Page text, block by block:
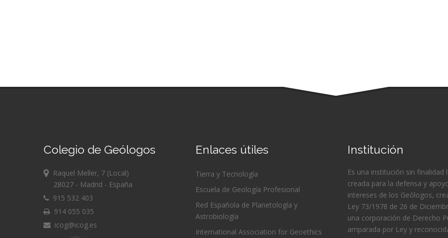
Colegio de Geólogos
Raquel Meller, 7 (Local)
28027 - Madrid - España
915 532 403
914 055 035
icog@icog.es
Enlaces útiles
Tierra y Tecnología
Escuela de Geología Profesional
Red Española de Planetología y
Astrobiología
International Association for Geoethics
Institución
Es una institución sin finalidad
creada para la defensa y
intereses de los Geólogos,
Ley 73/1978 de 26 de
una corporación de Derecho
amparada por Ley y